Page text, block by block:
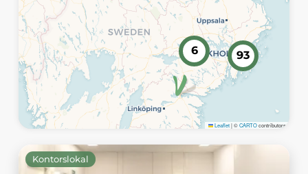
6 93
Leaflet|©CARTOcontributors
Kontorslokal